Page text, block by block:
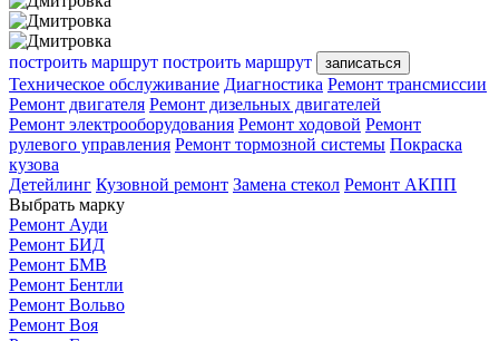
построить маршрут построить маршрут записаться
Техническое обслуживание Диагностика Ремонт трансмиссии
Ремонт двигателя Ремонт дизельных двигателей
Ремонт электрооборудования Ремонт ходовой Ремонт
рулевого управления Ремонт тормозной системы Покраска
кузова
Детейлинг Кузовной ремонт Замена стекол Ремонт АКПП
Выбрать марку
Ремонт Ауди
Ремонт БИД
Ремонт БМВ
Ремонт Бентли
Ремонт Вольво
Ремонт Воя